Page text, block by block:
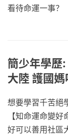
看待命運一事？
簡少年學歷
大陸 護國
想要學習千苦絕
【知命運命變
好可以善用社區